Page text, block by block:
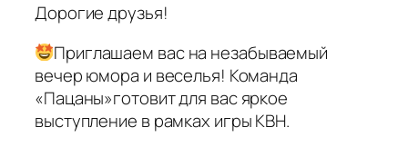
Дорогие друзья!
Приглашаем вас на незабываемый
вечер юмора и веселья! Команда
«Пацаны»готовит для вас яркое
выступление в рамках игры КВН.